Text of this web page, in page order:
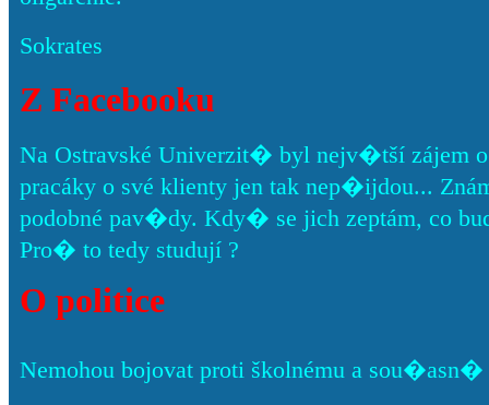
Sokrates
Z Facebooku
Na Ostravské Univerzit� byl nejv�tší zájem
pracáky o své klienty jen tak nep�ijdou...
podobné pav�dy. Kdy� se jich zeptám, co
Pro� to tedy studují ?
O politice
Nemohou bojovat proti školnému a